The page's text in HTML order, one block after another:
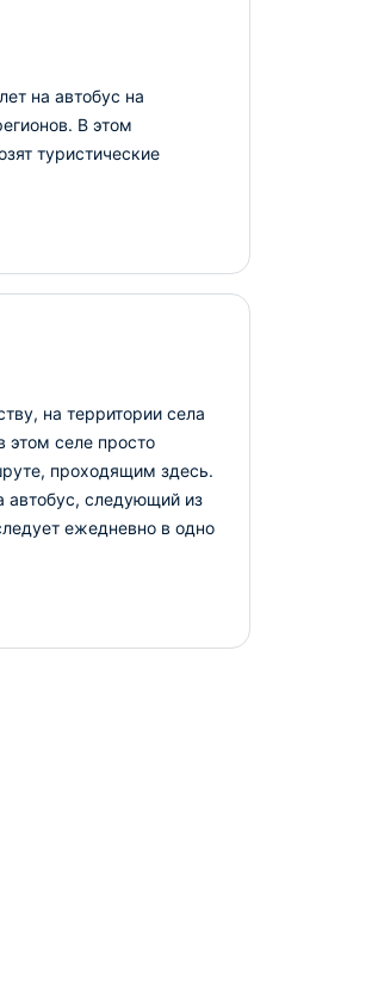
на автобус на
В этом
туристические
на территории села
селе просто
проходящим здесь.
автобус, следующий из
ежедневно в одно